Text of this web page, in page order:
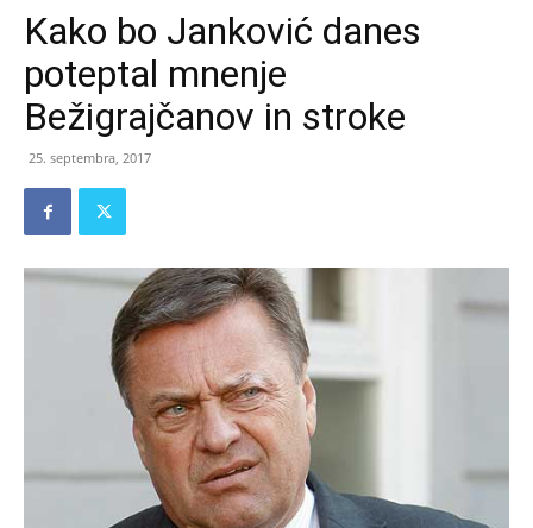
Kako bo Janković danes
poteptal mnenje
Bežigrajčanov in stroke
25. septembra, 2017